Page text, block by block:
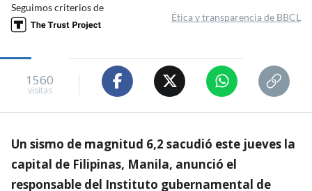
Seguimos criterios de
Ética y transparencia de BBCL
1560
visitas
Un sismo de magnitud 6,2 sacudió este jueves la
capital de Filipinas, Manila, anunció el
responsable del Instituto gubernamental de